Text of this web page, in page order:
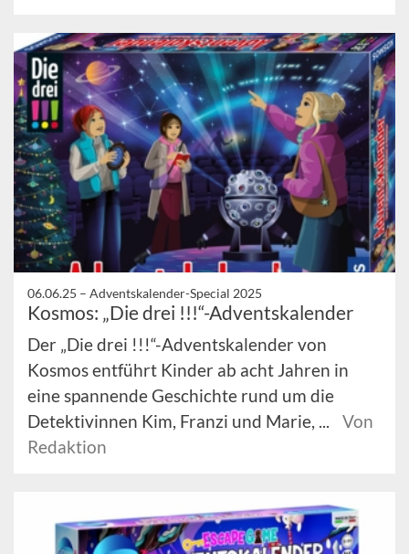
06.06.25 – Adventskalender-Special 2025
Kosmos: „Die drei !!!“-Adventskalender
Der „Die drei !!!“-Adventskalender von
Kosmos entführt Kinder ab acht Jahren in
eine spannende Geschichte rund um die
Detektivinnen Kim, Franzi und Marie, ...
Von
Redaktion